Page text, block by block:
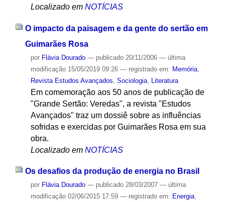
Localizado em NOTÍCIAS
O impacto da paisagem e da gente do sertão em
Guimarães Rosa
por Flávia Dourado — publicado20/11/2006 — última
modificação15/05/2019 09:26 — registrado em: Memória,
Revista Estudos Avançados Sociologia, Literatura
Em comemoração aos 50 anos de publicação de
"Grande Sertão: Veredas", a revista "Estudos
Avançados" traz um dossiê sobre as influências
sofridas e exercidas por Guimarães Rosa em sua
obra.
Localizado em NOTÍCIAS
Os desafios da produção de energia no Brasil
por Flávia Dourado — publicado28/03/2007 — última
modificação02/06/2015 17:59 — registrado em: Energia,